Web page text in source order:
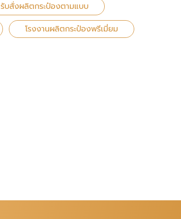
รับสั่งผลิตกระป๋องตามแบบ
โรงงานผลิตกระป๋องพรีเมี่ยม